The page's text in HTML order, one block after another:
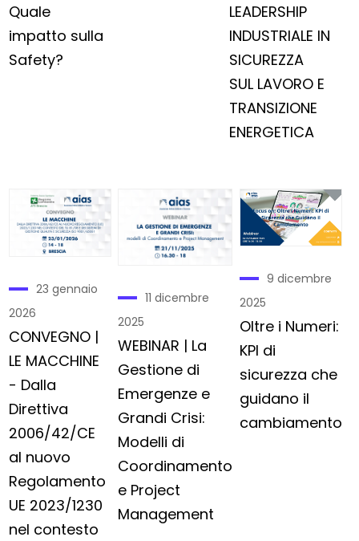
Quale
impatto sulla
Safety?
LEADERSHIP
INDUSTRIALE IN
SICUREZZA
SUL LAVORO E
TRANSIZIONE
ENERGETICA
23 gennaio
2026
CONVEGNO |
LE MACCHINE
- Dalla
Direttiva
2006/42/CE
al nuovo
Regolamento
UE 2023/1230
nel contesto
11 dicembre
2025
WEBINAR | La
Gestione di
Emergenze e
Grandi Crisi:
Modelli di
Coordinamento
e Project
Management
9 dicembre
2025
Oltre i Numeri:
KPI di
sicurezza che
guidano il
cambiamento